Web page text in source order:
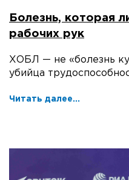
Болезнь, которая
рабочих рук
ХОБЛ — не «болезнь
убийца
Читать далее...